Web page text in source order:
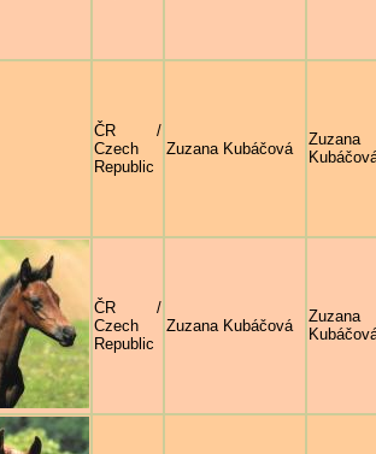
ČR /
Czech
Republic
Zuzana Kubáčová
Zuzana
ČR /
Czech
Republic
Zuzana Kubáčová
Zuzana